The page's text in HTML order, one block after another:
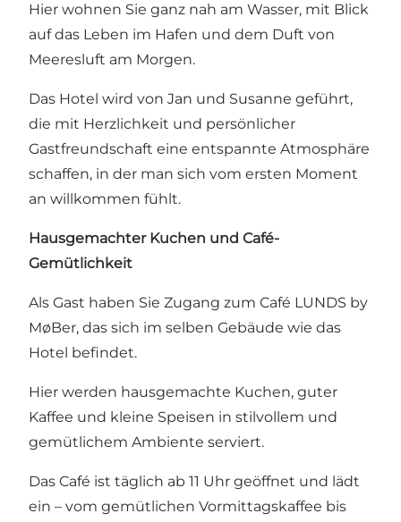
Hier wohnen Sie ganz nah am Wasser, mit Blick
auf das Leben im Hafen und dem Duft von
Meeresluft am Morgen.
Das Hotel wird von Jan und Susanne geführt,
die mit Herzlichkeit und persönlicher
Gastfreundschaft eine entspannte Atmosphäre
schaffen, in der man sich vom ersten Moment
an willkommen fühlt.
Hausgemachter Kuchen und Café-
Gemütlichkeit
Als Gast haben Sie Zugang zum Café LUNDS by
MøBer, das sich im selben Gebäude wie das
Hotel befindet.
Hier werden hausgemachte Kuchen, guter
Kaffee und kleine Speisen in stilvollem und
gemütlichem Ambiente serviert.
Das Café ist täglich ab 11 Uhr geöffnet und lädt
ein – vom gemütlichen Vormittagskaffee bis